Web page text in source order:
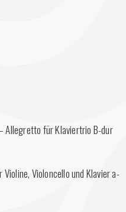
Allegretto für Klaviertrio B-dur
Violoncello und Klavier a-